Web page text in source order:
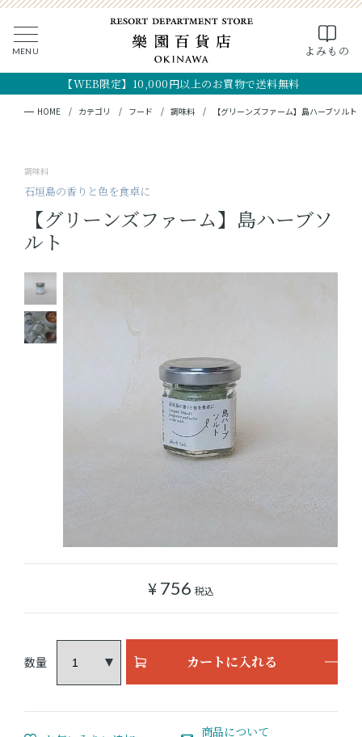
MENU よみもの
【WEB限定】10,000円以上のお買物で送料無料
CLOSE
検索
キーワード検索
MY PAGE CART
全ての商品
フード
クラフト
つくり手
実店舗のご案内
HOME カテゴリ フード 調味料 【グリーンズファーム】島ハーブソルト
調味料
石垣島の香りと色を食卓に
【グリーンズファーム】島ハーブソ
ルト
¥756 税込
カートに入れる